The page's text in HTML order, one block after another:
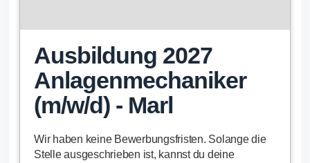
Ausbildung 2027
Anlagenmechaniker
(m/w/d) - Marl
Wir haben keine Bewerbungsfristen. Solange die
Stelle ausgeschrieben ist, kannst du deine